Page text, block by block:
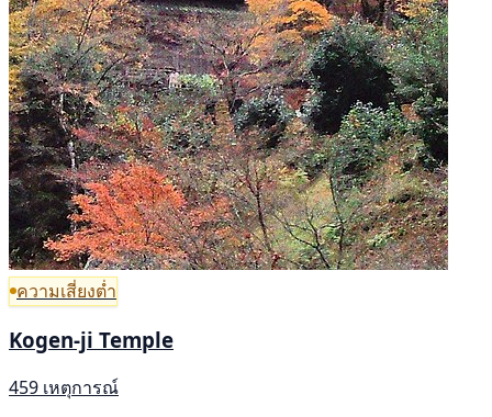
ความเสี่ยงต่ำ
Kogen-ji Temple
459 เหตุการณ์